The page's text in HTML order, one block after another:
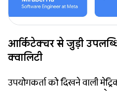
आर्किटेक्चर से जुड़ी
क्वालिटी
उपयोगकर्ता को दिखने वाली